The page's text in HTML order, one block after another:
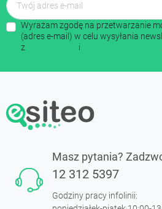
Wyrażam zgodę na przetwarzanie
(adres e-mail) w celu wysyłania
z
i
Masz pytania?
12 312 5397
Godziny pracy infolinii: